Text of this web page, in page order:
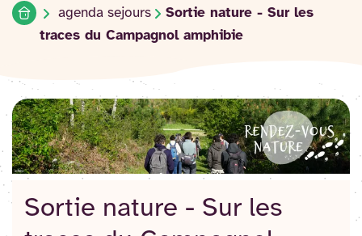
Accueilagenda sejours
Sortie nature - Sur les
traces du Campagnol amphibie
Sortie nature - Sur les